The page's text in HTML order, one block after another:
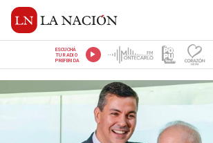
ESCUCHÁ
TU RADIO
PREFERIDA